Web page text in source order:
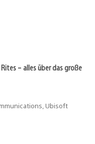
– alles über das große
Ubisoft